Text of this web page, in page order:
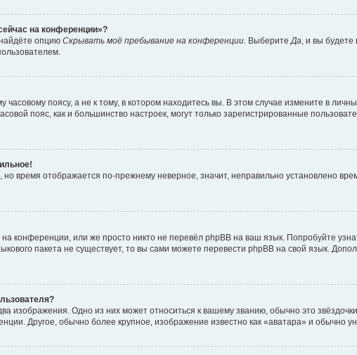
на конференции»?
опцию Скрывать моё пребывание на конференции . Выберите Да , и вы
поясу, а не к тому, в котором находитесь вы. В этом случае измените в
пояс, как и большинство настроек, могут только зарегистрированные
но время отображается по-прежнему неверное, значит, неправильно установлено
конференции, или же просто никто не перевёл phpBB на ваш язык. Попробуйте
пакета не существует, то вы сами можете перевести phpBB на свой язык.
изображения. Одно из них может относиться к вашему званию, обычно это
Другое, обычно более крупное, изображение известно как «аватара» и обычно